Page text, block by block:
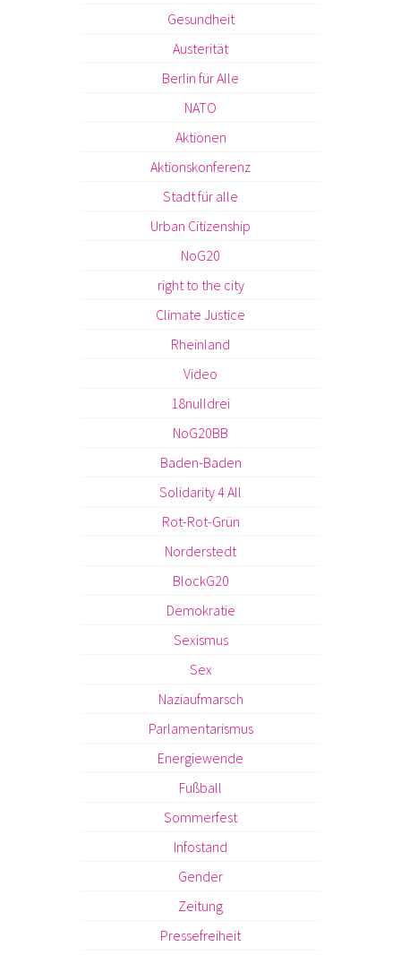
Gesundheit
Austerität
Berlin für Alle
NATO
Aktionen
Aktionskonferenz
Stadt für alle
Urban Citizenship
NoG20
right to the city
Climate Justice
Rheinland
Video
18nulldrei
NoG20BB
Baden-Baden
Solidarity 4 All
Rot-Rot-Grün
Norderstedt
BlockG20
Demokratie
Sexismus
Sex
Naziaufmarsch
Parlamentarismus
Energiewende
Fußball
Sommerfest
Infostand
Gender
Zeitung
Pressefreiheit